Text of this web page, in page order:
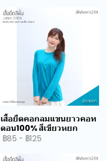
เสื้อยืดคอกลมแขนยาวคอท
ตอน100% สีเขียวหยก
฿85 - ฿125